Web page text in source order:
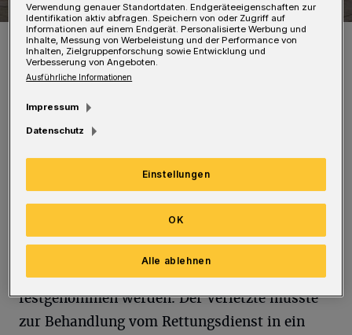
Der Berliner Platz in Oberbarmen.
Foto: Dennis Polz
Die beiden Tatverdächtigen im Alter von je 21
Jahren sprachen ihr Opfer von hinten an und
schlugen dann unvermittelt mit einer Stange
auf ihn ein. Die Schläger flüchteten
anschließend in eine am Bahnhof wartende
Bahn. Dort konnten sie von der Polizei
festgenommen werden. Der Verletzte musste
zur Behandlung vom Rettungsdienst in ein
Verwendung genauer Standortdaten. Endgeräteeigenschaften zur
Identifikation aktiv abfragen. Speichern von oder Zugriff auf
Informationen auf einem Endgerät. Personalisierte Werbung und
Inhalte, Messung von Werbeleistung und der Performance von
Inhalten, Zielgruppenforschung sowie Entwicklung und
Verbesserung von Angeboten.
Ausführliche Informationen
Impressum
Datenschutz
Einstellungen
Alle ablehnen
OK